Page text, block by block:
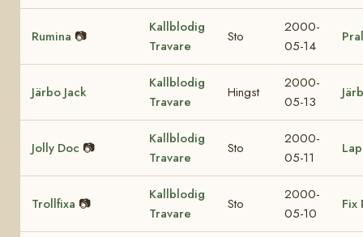
Rumina 📷
Kallblodig
Travare
Sto
2000-
05-14
Järbo Jack
Kallblodig
Travare
Hingst
2000-
05-13
Jolly Doc 📷
Kallblodig
Travare
Sto
2000-
05-11
Trollfixa 📷
Kallblodig
Travare
Sto
2000-
05-10
Fix